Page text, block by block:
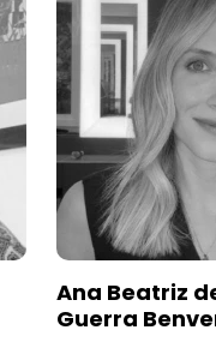
Ana Beatriz
Guerra